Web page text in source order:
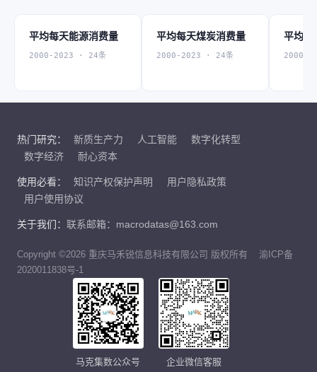
平均每天能源消费量
2000-2023 · 24条
平均每天煤炭消费量
2000-2023 · 24条
平均每
2000-
热门研究： 新质生产力 人工智能
数字化转型
数字经济
耐心资本
使用必看： 知识产权保护声明
用户隐私政策
用户使用协议
关于我们： 联系邮箱：macrodatas@163.com
Copyright ©2026 重庆马禾锐信息科技有限公司 版权所有
渝ICP备
2020011838号-1
马克集数公众号 企业微信客服